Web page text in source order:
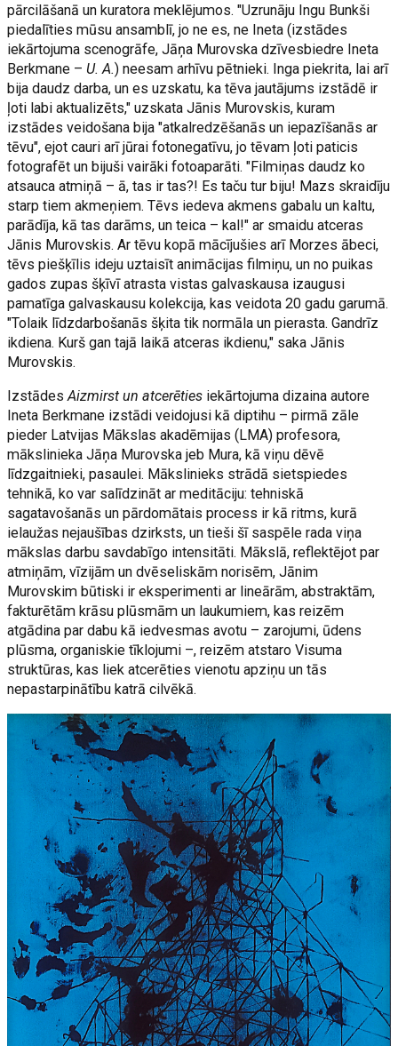
pārcilāšanā un kuratora meklējumos. "Uzrunāju Ingu Bunkši
piedalīties mūsu ansamblī, jo ne es, ne Ineta (izstādes
iekārtojuma scenogrāfe, Jāņa Murovska dzīvesbiedre Ineta
Berkmane – U. A.) neesam arhīvu pētnieki. Inga piekrita, lai arī
bija daudz darba, un es uzskatu, ka tēva jautājums izstādē ir
ļoti labi aktualizēts," uzskata Jānis Murovskis, kuram
izstādes veidošana bija "atkalredzēšanās un iepazīšanās ar
tēvu", ejot cauri arī jūrai fotonegatīvu, jo tēvam ļoti paticis
fotografēt un bijuši vairāki fotoaparāti. "Filmiņas daudz ko
atsauca atmiņā – ā, tas ir tas?! Es taču tur biju! Mazs skraidīju
starp tiem akmeņiem. Tēvs iedeva akmens gabalu un kaltu,
parādīja, kā tas darāms, un teica – kal!" ar smaidu atceras
Jānis Murovskis. Ar tēvu kopā mācījušies arī Morzes ābeci,
tēvs piešķīlis ideju uztaisīt animācijas filmiņu, un no puikas
gados zupas šķīvī atrasta vistas galvaskausa izaugusi
pamatīga galvaskausu kolekcija, kas veidota 20 gadu garumā.
"Tolaik līdzdarbošanās šķita tik normāla un pierasta. Gandrīz
ikdiena. Kurš gan tajā laikā atceras ikdienu," saka Jānis
Murovskis.
IzstādesAizmirst un atcerēties iekārtojuma dizaina autore
Ineta Berkmane izstādi veidojusi kā diptihu – pirmā zāle
pieder Latvijas Mākslas akadēmijas (LMA) profesora,
mākslinieka Jāņa Murovska jeb Mura, kā viņu dēvē
līdzgaitnieki, pasaulei. Mākslinieks strādā sietspiedes
tehnikā, ko var salīdzināt ar meditāciju: tehniskā
sagatavošanās un pārdomātais process ir kā ritms, kurā
ielaužas nejaušības dzirksts, un tieši šī saspēle rada viņa
mākslas darbu savdabīgo intensitāti. Mākslā, reflektējot par
atmiņām, vīzijām un dvēseliskām norisēm, Jānim
Murovskim būtiski ir eksperimenti ar lineārām, abstraktām,
fakturētām krāsu plūsmām un laukumiem, kas reizēm
atgādina par dabu kā iedvesmas avotu – zarojumi, ūdens
plūsma, organiskie tīklojumi –, reizēm atstaro Visuma
struktūras, kas liek atcerēties vienotu apziņu un tās
nepastarpinātību katrā cilvēkā.